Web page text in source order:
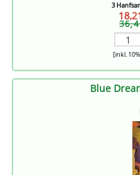
3
[inkl.
Blue